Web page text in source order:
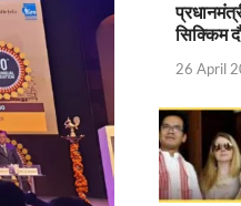
विषय पर बजट के बाद आयोजित
सिक्किम
26 April